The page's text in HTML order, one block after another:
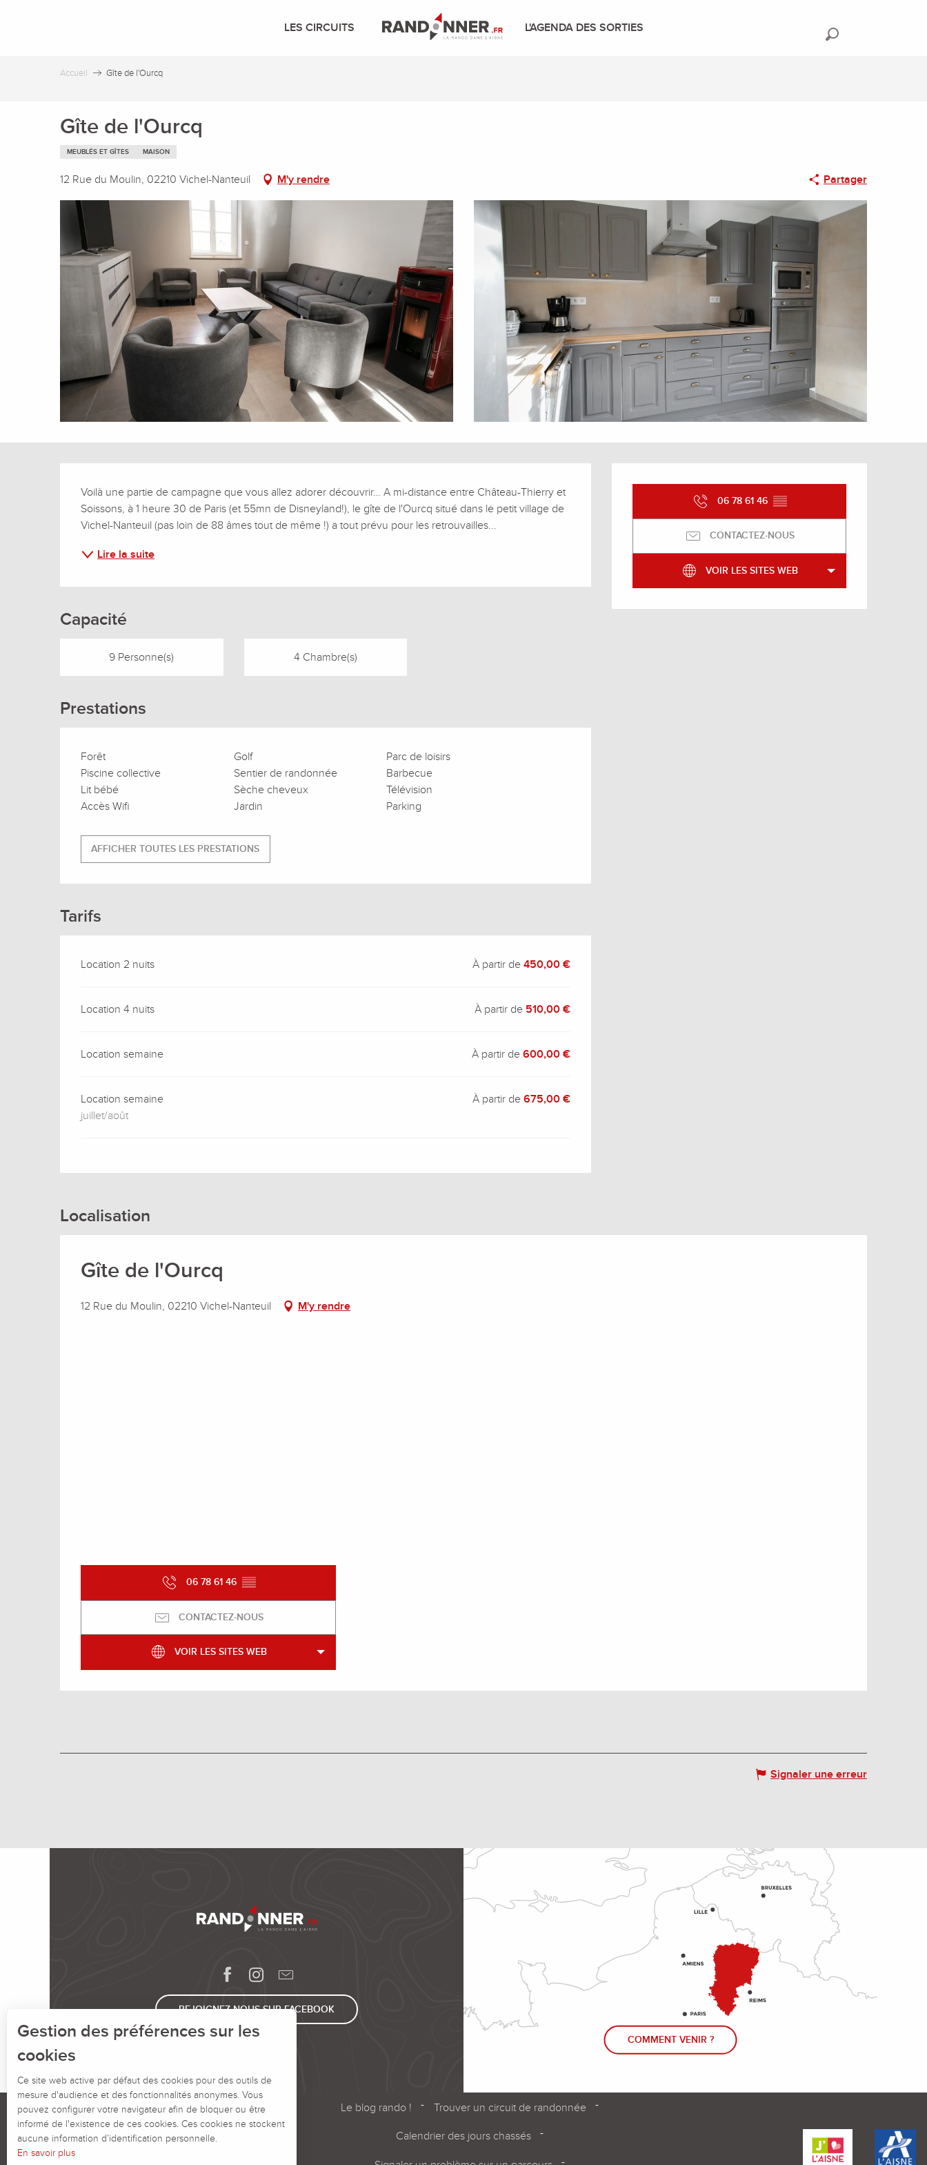
LES CIRCUITS L'AGENDA DES SORTIES
Accueil Gîte de l'Ourcq
Gîte de l'Ourcq
MEUBLÉS ET GÎTES MAISON
12 Rue du Moulin, 02210 Vichel-Nanteuil M'y rendre Partager
Ouverture et
06 78 61 46 ▒▒
CONTACTEZ-NOUS
VOIR LES SITES WEB
Description
Voilà une partie de campagne que vous allez adorer découvrir… A mi-distance entre Château-Thierry et
Soissons, à 1 heure 30 de Paris (et 55mn de Disneyland!), le gîte de l'Ourcq situé dans le petit village de
Vichel-Nanteuil (pas loin de 88 âmes tout de même !) a tout prévu pour les retrouvailles...
Lire la suite
Capacité
9 Personne(s) 4 Chambre(s)
Prestations
Forêt Golf
Parc de loisirs
Piscine collective
Sentier de randonnée
Barbecue
Lit bébé
Sèche cheveux
Télévision
Accès Wifi
Jardin Parking
AFFICHER TOUTES LES PRESTATIONS
Tarifs
Location 2 nuits À partir de450,00 €
Location 4 nuits À partir de 510,00 €
Location semaine À partir de600,00 €
Location semaine
juillet/août
À partir de675,00 €
Localisation
Gîte de l'Ourcq
12 Rue du Moulin, 02210 Vichel-Nanteuil M'y rendre
06 78 61 46 ▒▒
CONTACTEZ-NOUS
VOIR LES SITES WEB
Signaler une erreur
REJOIGNEZ-NOUS SUR FACEBOOK
COMMENT VENIR ?
Le blog rando ! Trouver un circuit de randonnée
Calendrier des jours chassés
Gestion des préférences sur les
cookies
Ce site web active par défaut des cookies pour des outils de
mesure d'audience et des fonctionnalités anonymes. Vous
pouvez configurer votre navigateur afin de bloquer ou être
informé de l'existence de ces cookies. Ces cookies ne stockent
aucune information d’identification personnelle.
En savoir plus